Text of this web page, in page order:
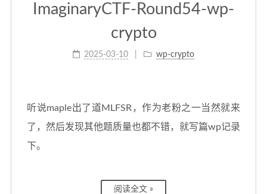
ImaginaryCTF-Round54-wp-
crypto
2025-03-10 wp-crypto
听说maple出了道MLFSR，作为老粉之一当然就来
了，然后发现其他题质量也都不错，就写篇wp记录
下。
阅读全文 »